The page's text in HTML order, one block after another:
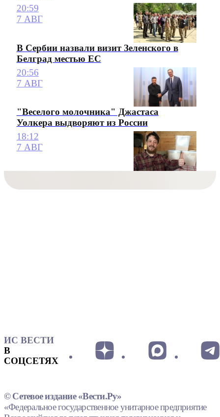
20:59
7 АВГ
В Сербии назвали визит Зеленского в
Белград местью ЕС
20:56
7 АВГ
"Веселого молочника" Джастаса
Уолкера выдворяют из России
18:12
7 АВГ
ИС ВЕСТИ
В
СОЦСЕТЯХ
© Сетевое издание «Вести.Ру»
«Федеральное государственное унитарное предприятие